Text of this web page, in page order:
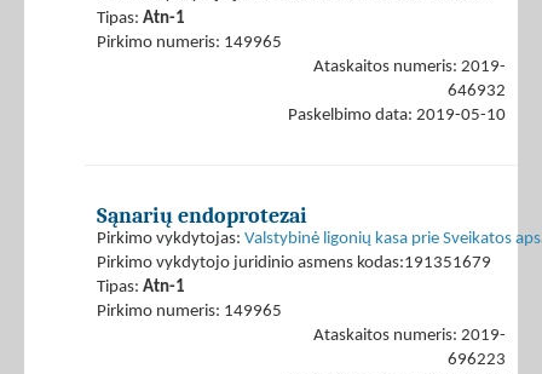
Tipas: Atn-1
Pirkimo numeris: 149965
Ataskaitos numeris: 2019-
646932
Paskelbimo data: 2019-05-10
Sąnarių endoprotezai
Pirkimo vykdytojas: Valstybinė ligonių kasa prie Sveikatos
Pirkimo vykdytojo juridinio asmens kodas:191351679
Tipas: Atn-1
Pirkimo numeris: 149965
Ataskaitos numeris: 2019-
696223